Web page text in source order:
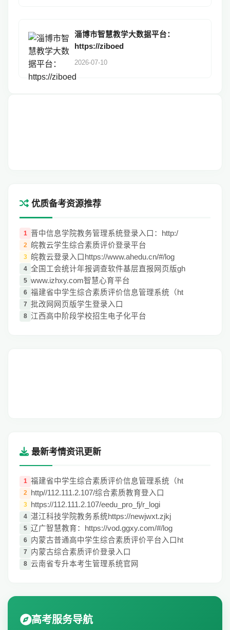
淄博市智慧教学大数据平台：
https://ziboed
2026-07-10
优质备考资源推荐
1 晋中信息学院教务管理系统登录入口：http:/
2 皖教云学生综合素质评价登录平台
3 皖教云登录入口https://www.ahedu.cn/#/log
4 全国工会统计年报调查软件基层直报网页版gh
5 www.izhxy.com智慧心育平台
6 福建省中学生综合素质评价信息管理系统（ht
7 批改网网页版学生登录入口
8 江西高中阶段学校招生电子化平台
最新考情资讯更新
1 福建省中学生综合素质评价信息管理系统（ht
2 http//112.111.2.107/综合素质教育登入口
3 https://112.111.2.107/eedu_pro_fj/r_logi
4 湛江科技学院教务系统https://newjwxt.zjkj
5 辽广智慧教育：https://vod.ggxy.com/#/log
6 内蒙古普通高中学生综合素质评价平台入口ht
7 内蒙古综合素质评价登录入口
8 云南省专升本考生管理系统官网
高考服务导航